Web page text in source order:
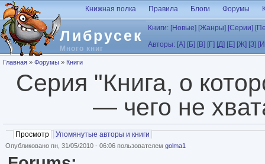
Перейти к основному содержанию
Либрусек
Много книг
Книжная полка Правила Блоги Форумы
Книги: [Новые] [Жанры] [Серии]
Авторы: [А] [Б] [В] [Г] [Д] [Е] [Ж] [З]
Вы здесь
Главная » Форумы » Книги
Серия "Книга, о
— чего не
Главные вкладки
Просмотр (активная вкладка)
Упомянутые авторы и книги
Опубликовано пн, 31/05/2010 - 06:06 пользователем golma1